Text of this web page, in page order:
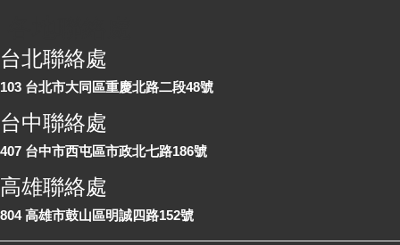
台北聯絡處
103 台北市大同區重慶北路二段48號
台中聯絡處
407 台中市西屯區市政北七路186號
高雄聯絡處
804 高雄市鼓山區明誠四路152號